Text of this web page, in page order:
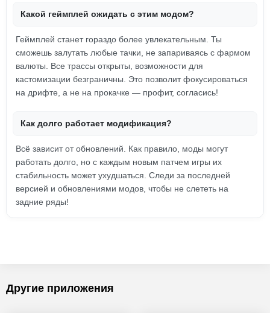
Какой геймплей ожидать с этим модом?
Геймплей станет гораздо более увлекательным. Ты
сможешь залутать любые тачки, не запариваясь с фармом
валюты. Все трассы открыты, возможности для
кастомизации безграничны. Это позволит фокусироваться
на дрифте, а не на прокачке — профит, согласись!
Как долго работает модификация?
Всё зависит от обновлений. Как правило, моды могут
работать долго, но с каждым новым патчем игры их
стабильность может ухудшаться. Следи за последней
версией и обновлениями модов, чтобы не слететь на
задние ряды!
Другие приложения